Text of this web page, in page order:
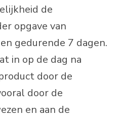
de
opgave van
gedurende 7 dagen.
in op de dag na
door de
door de
en aan de